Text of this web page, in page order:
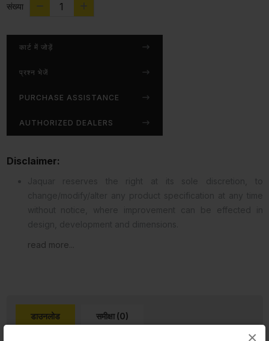
संख्या
कार्ट में जोड़ें
प्रश्न भेजें
PURCHASE ASSISTANCE
AUTHORIZED DEALERS
Disclaimer:
read more...
डाउनलोड समीक्षा (0)